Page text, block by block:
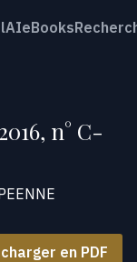
eBooks
n° C-
en PDF